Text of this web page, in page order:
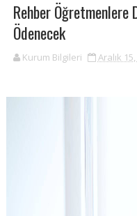
Rehber Öğretmenlere
Ödenecek
Kurum Bilgileri Aralık